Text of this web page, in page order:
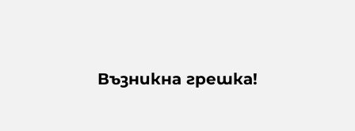
Възникна грешка!